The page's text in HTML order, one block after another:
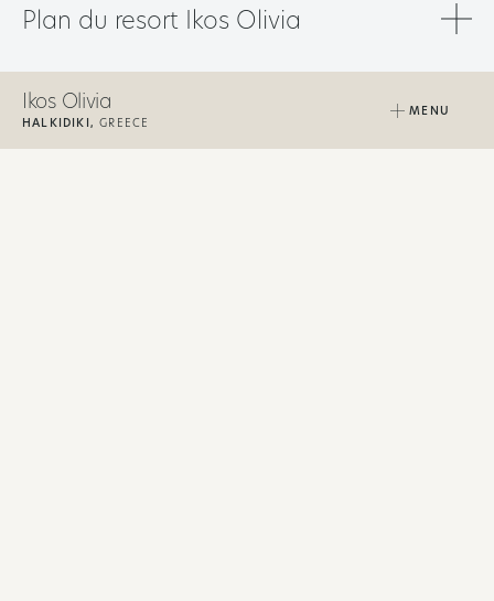
Plan du resort Ikos Olivia
Ikos Olivia
HALKIDIKI, GREECE
MENU